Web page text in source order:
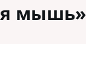
мышь»